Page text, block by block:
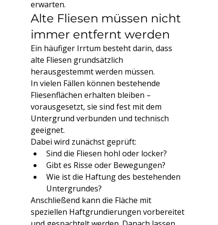
erwarten.
Alte Fliesen müssen nicht
immer entfernt werden
Ein häufiger Irrtum besteht darin, dass
alte Fliesen grundsätzlich
herausgestemmt werden müssen.
In vielen Fällen können bestehende
Fliesenflächen erhalten bleiben –
vorausgesetzt, sie sind fest mit dem
Untergrund verbunden und technisch
geeignet.
Dabei wird zunächst geprüft:
Sind die Fliesen hohl oder locker?
Gibt es Risse oder Bewegungen?
Wie ist die Haftung des bestehenden
Untergrundes?
Anschließend kann die Fläche mit
speziellen Haftgrundierungen vorbereitet